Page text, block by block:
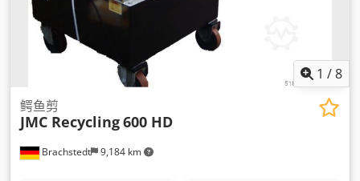
1 /8
Brachstedt 9,184 km
鳄鱼剪
JMC Recycling600 HD